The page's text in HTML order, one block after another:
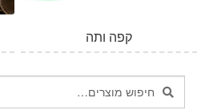
קפה ותה
חיפוש
עבור:
חיפוש